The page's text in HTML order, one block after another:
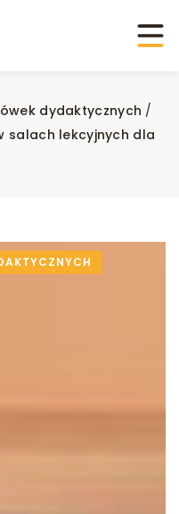
dydaktycznych /
salach lekcyjnych dla